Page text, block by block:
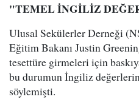
"TEMEL İNGİLİZ
Ulusal Sekülerler Derneği
Eğitim Bakanı Justin
tesettüre girmeleri için
bu durumun İngiliz
söylemişti.